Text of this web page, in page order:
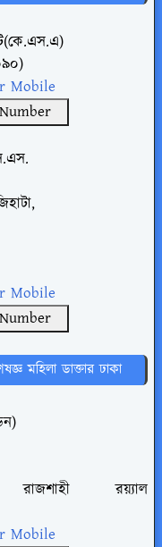
Mobile
Mobile
মহিলা ডাক্তার ঢাকা
রাজশাহী রয়্যাল
Mobile